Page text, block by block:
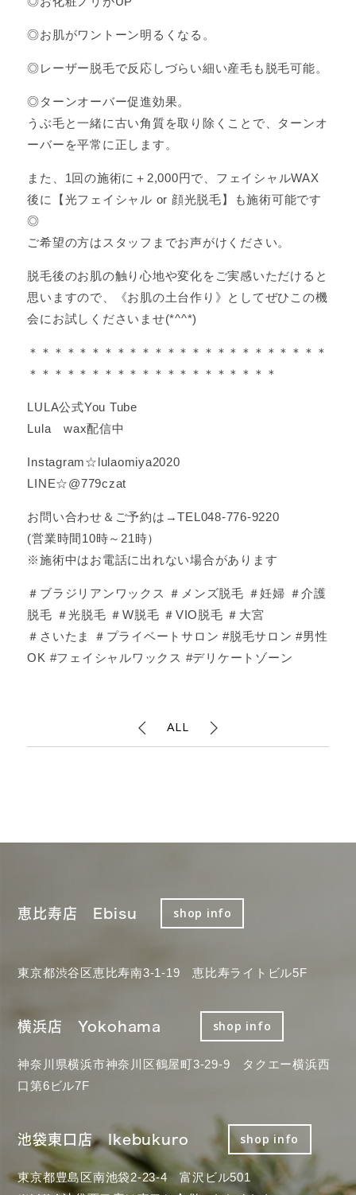
◎お肌がワントーン明るくなる。
◎レーザー脱毛で反応しづらい細い産毛も脱毛可能。
◎ターンオーバー促進効果。
うぶ毛と一緒に古い角質を取り除くことで、ターンオ
ーバーを平常に正します。
また、1回の施術に＋2,000円で、フェイシャルWAX
後に【光フェイシャル or 顔光脱毛】も施術可能です
◎
ご希望の方はスタッフまでお声がけください。
脱毛後のお肌の触り心地や変化をご実感いただけると
思いますので、《お肌の土台作り》としてぜひこの機
会にお試しくださいませ(*^^*)
＊＊＊＊＊＊＊＊＊＊＊＊＊＊＊＊＊＊＊＊＊＊＊＊
＊＊＊＊＊＊＊＊＊＊＊＊＊＊＊＊＊＊＊＊
LULA公式You Tube
Lula wax配信中
Instagram☆lulaomiya2020
LINE☆@779czat
お問い合わせ＆ご予約は→TEL048-776-9220
(営業時間10時～21時）
※施術中はお電話に出れない場合があります
＃ブラジリアンワックス ＃メンズ脱毛 ＃妊婦 ＃介護
脱毛 ＃光脱毛 ＃W脱毛 ＃VIO脱毛 ＃大宮
＃さいたま ＃プライベートサロン #脱毛サロン #男性
OK #フェイシャルワックス #デリケートゾーン
ALL
恵比寿店 Ebisu shop info
東京都渋谷区恵比寿南3-1-19 恵比寿ライトビル5F
横浜店 Yokohama shop info
神奈川県横浜市神奈川区鶴屋町3-29-9 タクエー横浜西
口第6ビル7F
池袋東口店 Ikebukuro shop info
東京都豊島区南池袋2-23-4 富沢ビル501